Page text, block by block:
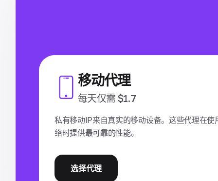
移动代理
每天仅需 $1.7
私有移动IP来自真实的移动设备。这些代理在使
络时提供最可靠的性能。
选择代理